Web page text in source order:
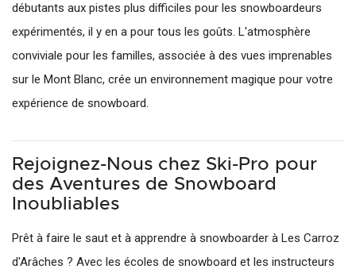
débutants aux pistes plus difficiles pour les snowboardeurs
expérimentés, il y en a pour tous les goûts. L'atmosphère
conviviale pour les familles, associée à des vues imprenables
sur le Mont Blanc, crée un environnement magique pour votre
expérience de snowboard.
Rejoignez-Nous chez Ski-Pro pour
des Aventures de Snowboard
Inoubliables
Prêt à faire le saut et à apprendre à snowboarder à Les Carroz
d'Arâches ? Avec les écoles de snowboard et les instructeurs